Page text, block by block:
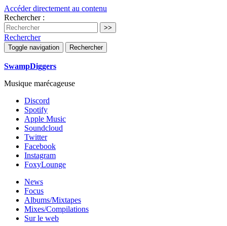
Accéder directement au contenu
Rechercher :
Rechercher
Toggle navigation Rechercher
SwampDiggers
Musique marécageuse
Discord
Spotify
Apple Music
Soundcloud
Twitter
Facebook
Instagram
FoxyLounge
News
Focus
Albums/Mixtapes
Mixes/Compilations
Sur le web